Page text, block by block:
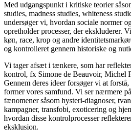
Med udgangspunkt i kritiske teorier
studies, madness studies, whiteness
undersøger vi, hvordan sociale normer
opretholder processer, der ekskluderer.
køn, race, krop og andre
og kontrolleret gennem historiske og
Vi tager afsæt i tænkere, som har
kontrol, fx Simone de Beauvoir, Michel
Gennem deres ideer forsøger vi at
former vores samfund. Vi ser nærmere
fænomener såsom hysteri-diagnoser,
kampagner, transfobi, exoticering og
hvordan disse kontrolprocesser
eksklusion.